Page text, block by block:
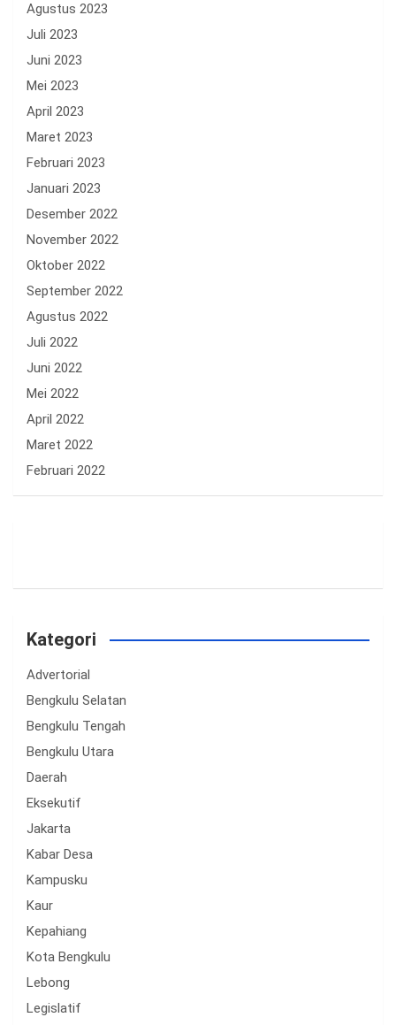
Agustus 2023
Juli 2023
Juni 2023
Mei 2023
April 2023
Maret 2023
Februari 2023
Januari 2023
Desember 2022
November 2022
Oktober 2022
September 2022
Agustus 2022
Juli 2022
Juni 2022
Mei 2022
April 2022
Maret 2022
Februari 2022
Kategori
Advertorial
Bengkulu Selatan
Bengkulu Tengah
Bengkulu Utara
Daerah
Eksekutif
Jakarta
Kabar Desa
Kampusku
Kaur
Kepahiang
Kota Bengkulu
Lebong
Legislatif